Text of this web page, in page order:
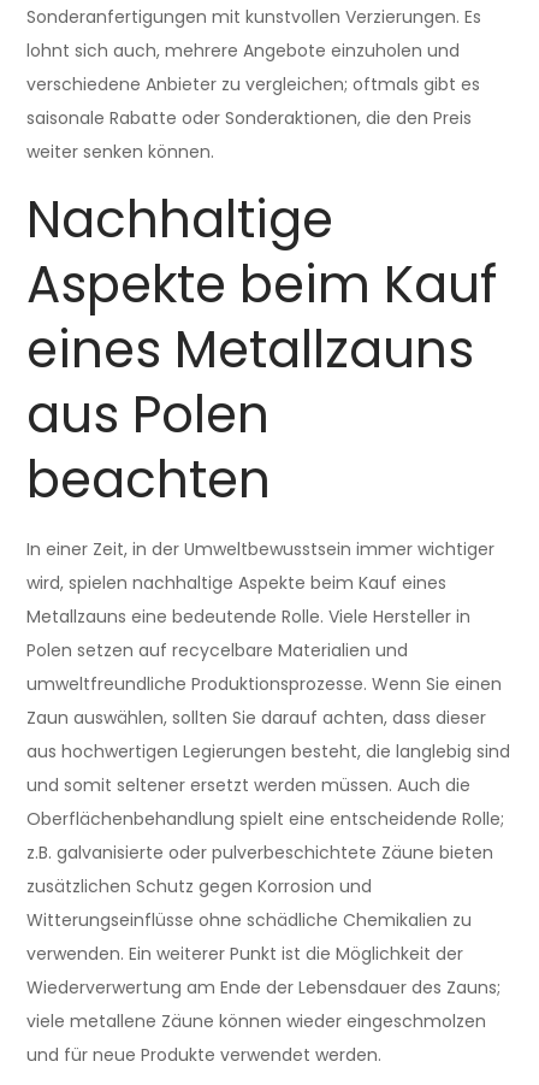
Sonderanfertigungen mit kunstvollen Verzierungen. Es
lohnt sich auch, mehrere Angebote einzuholen und
verschiedene Anbieter zu vergleichen; oftmals gibt es
saisonale Rabatte oder Sonderaktionen, die den Preis
weiter senken können.
Nachhaltige
Aspekte beim Kauf
eines Metallzauns
aus Polen
beachten
In einer Zeit, in der Umweltbewusstsein immer wichtiger
wird, spielen nachhaltige Aspekte beim Kauf eines
Metallzauns eine bedeutende Rolle. Viele Hersteller in
Polen setzen auf recycelbare Materialien und
umweltfreundliche Produktionsprozesse. Wenn Sie einen
Zaun auswählen, sollten Sie darauf achten, dass dieser
aus hochwertigen Legierungen besteht, die langlebig sind
und somit seltener ersetzt werden müssen. Auch die
Oberflächenbehandlung spielt eine entscheidende Rolle;
z.B. galvanisierte oder pulverbeschichtete Zäune bieten
zusätzlichen Schutz gegen Korrosion und
Witterungseinflüsse ohne schädliche Chemikalien zu
verwenden. Ein weiterer Punkt ist die Möglichkeit der
Wiederverwertung am Ende der Lebensdauer des Zauns;
viele metallene Zäune können wieder eingeschmolzen
und für neue Produkte verwendet werden.